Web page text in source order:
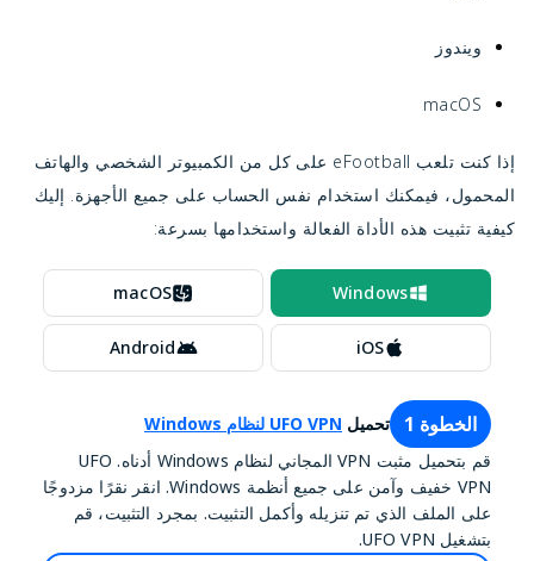
ويندوز
macOS
إذا كنت تلعب eFootball على كل من الكمبيوتر الشخصي والهاتف
المحمول، فيمكنك استخدام نفس الحساب على جميع الأجهزة. إليك
كيفية تثبيت هذه الأداة الفعالة واستخدامها بسرعة:
Windows
macOS
iOS
Android
الخطوة 1 تحميل UFO VPN لنظام Windows
قم بتحميل مثبت VPN المجاني لنظام Windows أدناه. UFO
VPN خفيف وآمن على جميع أنظمة Windows. انقر نقرًا مزدوجًا
على الملف الذي تم تنزيله وأكمل التثبيت. بمجرد التثبيت، قم
بتشغيل UFO VPN.